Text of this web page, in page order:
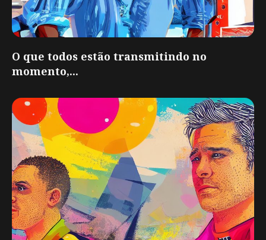
O que todos estão transmitindo no
momento,...